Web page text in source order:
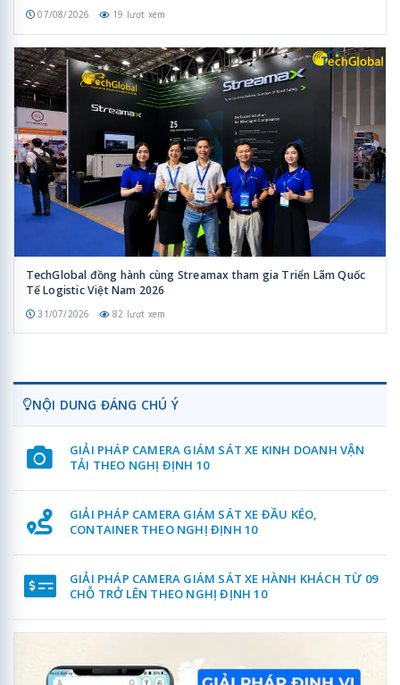
07/08/2026 19 lượt xem
TechGlobal đồng hành cùng Streamax tham gia Triển Lãm Quốc
Tế Logistic Việt Nam 2026
31/07/2026 82 lượt xem
NỘI DUNG ĐÁNG CHÚ Ý
GIẢI PHÁP CAMERA GIÁM SÁT XE KINH DOANH VẬN
TẢI THEO NGHỊ ĐỊNH 10
GIẢI PHÁP CAMERA GIÁM SÁT XE ĐẦU KÉO,
CONTAINER THEO NGHỊ ĐỊNH 10
GIẢI PHÁP CAMERA GIÁM SÁT XE HÀNH KHÁCH TỪ 09
CHỖ TRỞ LÊN THEO NGHỊ ĐỊNH 10